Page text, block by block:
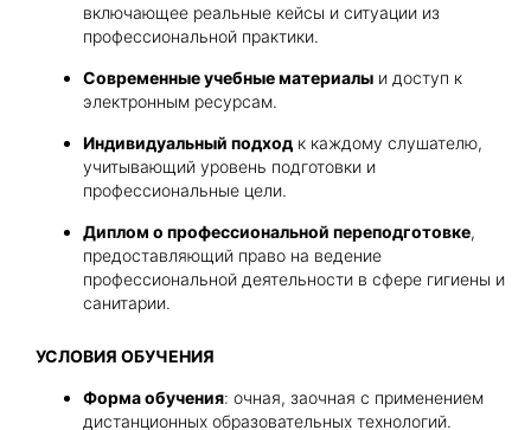
включающее реальные кейсы и ситуации из
профессиональной практики.
Современные учебные материалы и доступ к
электронным ресурсам.
Индивидуальный подход к каждому слушателю,
учитывающий уровень подготовки и
профессиональные цели.
Диплом о профессиональной переподготовке,
предоставляющий право на ведение
профессиональной деятельности в сфере гигиены и
санитарии.
УСЛОВИЯ ОБУЧЕНИЯ
Форма обучения: очная, заочная с применением
дистанционных образовательных технологий.